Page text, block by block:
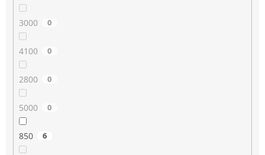
3000 0
4100 0
2800 0
5000 0
850 6